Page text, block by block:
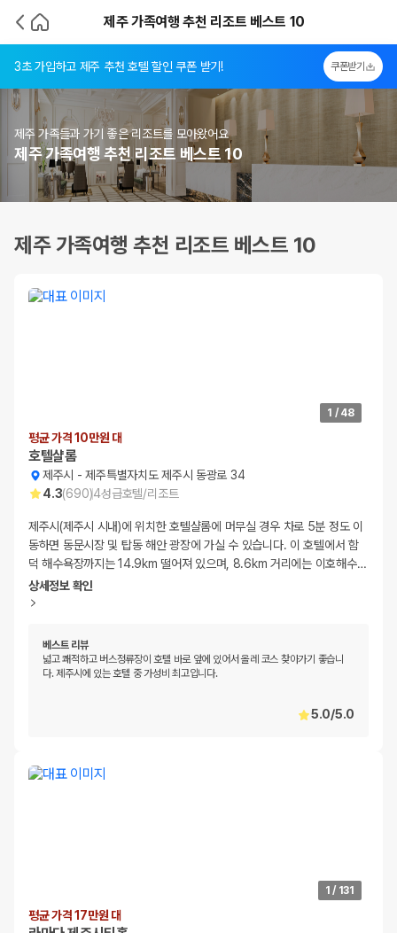
제주 가족여행 추천 리조트 베스트 10
3초 가입하고 제주 추천 호텔 할인 쿠폰 받기! 쿠폰받기
제주 가족들과 가기 좋은 리조트를 모아왔어요
제주 가족여행 추천 리조트 베스트 10
제주 가족여행 추천 리조트 베스트 10
1 / 48
평균 가격 10만원 대
호텔샬롬
제주시 -제주특별자치도 제주시 동광로 34
4.3(690)4성급호텔/리조트
제주시(제주시 시내)에 위치한 호텔샬롬에 머무실 경우 차로 5분 정도 이
동하면 동문시장 및 탑동 해안 광장에 가실 수 있습니다. 이 호텔에서 함
덕 해수욕장까지는 14.9km 떨어져 있으며, 8.6km 거리에는 이호해수…
상세정보 확인
베스트 리뷰
넓고 쾌적하고 버스정류장이 호텔 바로 앞에 있어서 올레 코스 찾아가기 좋습니
다. 제주시에 있는 호텔 중 가성비 최고입니다.
5.0/5.0
1 / 131
평균 가격 17만원 대